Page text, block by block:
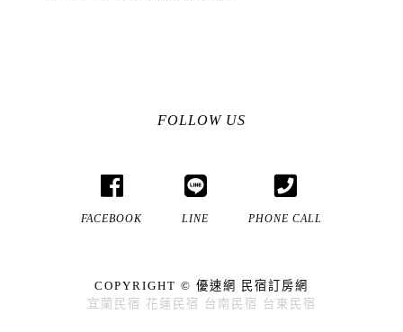
FOLLOW US
FACEBOOK LINE PHONE CALL
COPYRIGHT © 優速網
民宿訂房網
宜蘭民宿 花蓮民宿 台南民宿 台東民宿